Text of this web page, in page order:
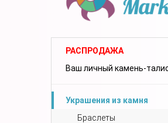
РАСПРОДАЖА
Ваш личный камень-
Украшения из камня
Браслеты